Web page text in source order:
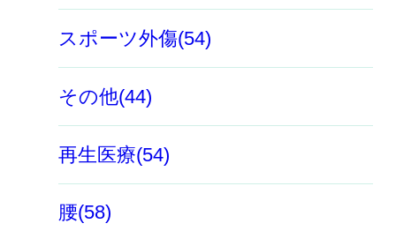
スポーツ外傷(54)
その他(44)
再生医療(54)
腰(58)